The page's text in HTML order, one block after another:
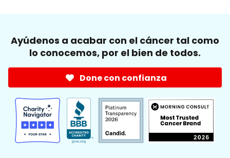
Ayúdenos a acabar con el cáncer tal como
lo conocemos, por el bien de todos.
Done con confianza